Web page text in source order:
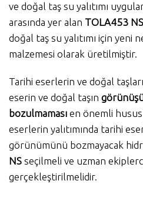
ve doğal taş su yalıtımı
arasında yer alan TOLA453 NS
doğal taş su yalıtımı için yeni
malzemesi olarak üretilmiştir.
Tarihi eserlerin ve doğal
eserin ve doğal taşın
bozulmaması en önemli
eserlerin yalıtımında tarihi
görünümünü bozmayacak
NS seçilmeli ve uzman
gerçekleştirilmelidir.